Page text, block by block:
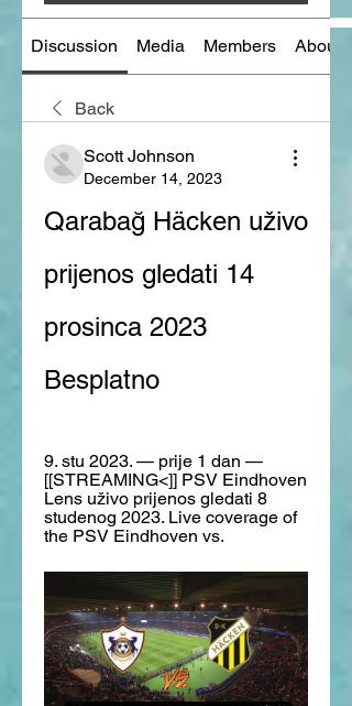
Discussion Media Members About
Back
Scott Johnson
December 14, 2023
Qarabağ Häcken uživo
prijenos gledati 14
prosinca 2023
Besplatno
9. stu 2023. — prije 1 dan —
[[STREAMING<]] PSV Eindhoven
Lens uživo prijenos gledati 8
studenog 2023. Live coverage of
the PSV Eindhoven vs.